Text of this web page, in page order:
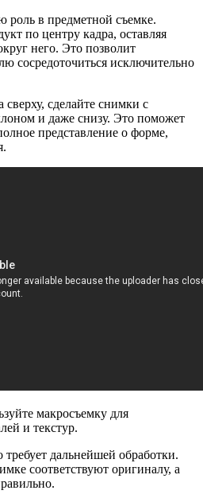
роль в предметной съемке.
по центру кадра, оставляя
него. Это позволит
сосредоточиться исключительно
сделайте снимки с
и даже снизу. Это поможет
представление о форме,
макросъемку для
и текстур.
дальнейшей обработки.
соответствуют оригиналу, а